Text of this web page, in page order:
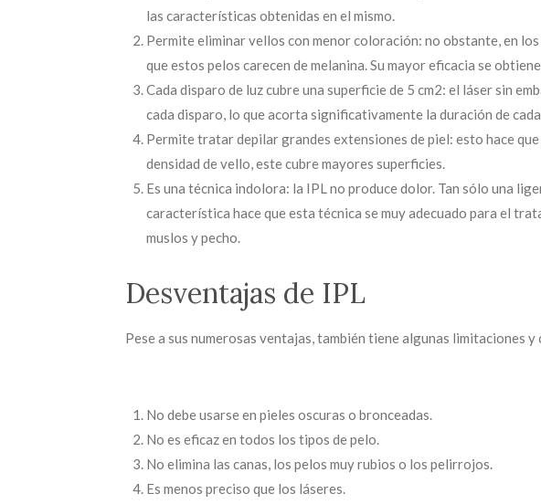
las características obtenidas en el mismo.
Permite eliminar vellos con menor coloración: no obstante, en
que estos pelos carecen de melanina. Su mayor eficacia se
Cada disparo de luz cubre una superficie de 5 cm2: el láser sin
cada disparo, lo que acorta significativamente la duración de
Permite tratar depilar grandes extensiones de piel: esto hace
densidad de vello, este cubre mayores superficies.
Es una técnica indolora: la IPL no produce dolor. Tan sólo una
característica hace que esta técnica se muy adecuado para el
muslos y pecho.
Desventajas de IPL
Pese a sus numerosas ventajas, también tiene algunas limitaciones
No debe usarse en pieles oscuras o bronceadas.
No es eficaz en todos los tipos de pelo.
No elimina las canas, los pelos muy rubios o los pelirrojos.
Es menos preciso que los láseres.